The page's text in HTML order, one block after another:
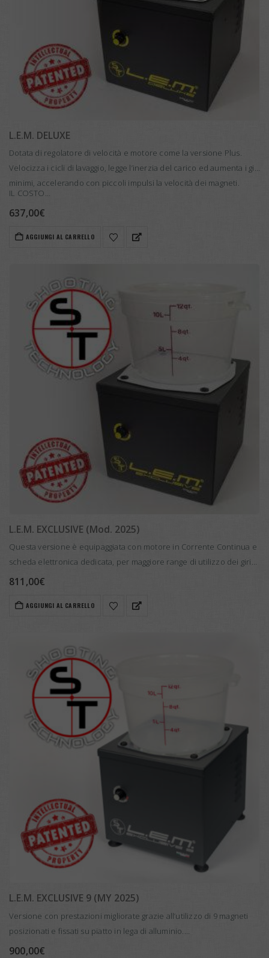
L.E.M. DELUXE
Dotata di regolatore di velocità e motore come la versione Plus.
Velocizza i cicli di lavaggio, legge l’inerzia del carico ed aumenta i giri
minimi, accelerando con piccoli impulsi la velocità dei magneti.
IL COSTO…
637,00€
AGGIUNGI AL CARRELLO
L.E.M. EXCLUSIVE (Mod. 2025)
Questa versione è equipaggiata con motore in Corrente Continua e
scheda elettronica dedicata, per maggiore range di utilizzo dei giri
massimi e minimi per risultati superiori, oltre ad avere prestazioni…
811,00€
AGGIUNGI AL CARRELLO
L.E.M. EXCLUSIVE 9 (MY 2025)
Versione con prestazioni migliorate grazie all’utilizzo di 9 magneti
posizionati e fissati su piatto in lega di alluminio.
Equipaggiata con motore in CC e scheda elettronica dedicata, per
900,00€